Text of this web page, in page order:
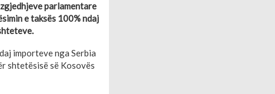
parlamentare
e taksës 100% ndaj
importeve nga Serbia
shtetësisë së Kosovës